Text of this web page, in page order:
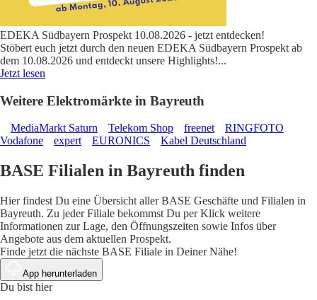
EDEKA Südbayern Prospekt 10.08.2026 - jetzt entdecken!
Stöbert euch jetzt durch den neuen EDEKA Südbayern Prospekt ab
dem 10.08.2026 und entdeckt unsere Highlights!...
Jetzt lesen
Weitere Elektromärkte in Bayreuth
MediaMarkt Saturn Telekom Shop freenet
RINGFOTO
Vodafone
expert EURONICS Kabel Deutschland
BASE Filialen in Bayreuth finden
Hier findest Du eine Übersicht aller BASE Geschäfte und Filialen in
Bayreuth. Zu jeder Filiale bekommst Du per Klick weitere
Informationen zur Lage, den Öffnungszeiten sowie Infos über
Angebote aus dem aktuellen Prospekt.
Finde jetzt die nächste BASE Filiale in Deiner Nähe!
App herunterladen
Du bist hier